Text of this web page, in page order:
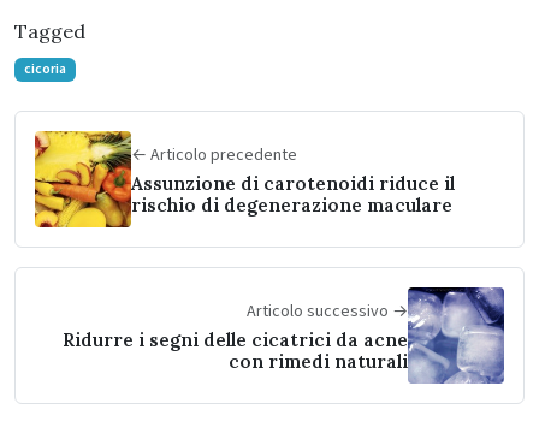
Tagged
cicoria
← Articolo precedente
Assunzione di carotenoidi riduce il
rischio di degenerazione maculare
Articolo successivo →
Ridurre i segni delle cicatrici da acne
con rimedi naturali